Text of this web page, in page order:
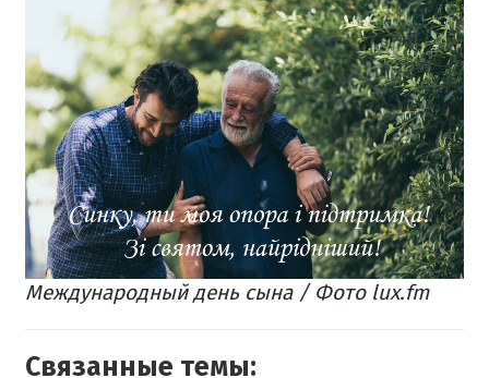
Международный день сына / Фото lux.fm
Связанные темы: